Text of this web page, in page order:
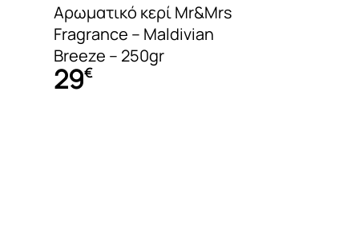
Αρωματικό κερί Mr&Mrs
Fragrance – Maldivian
Breeze – 250gr
29€